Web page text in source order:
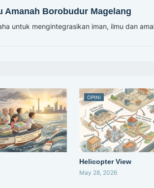
Amanah Borobudur Magelang
untuk mengintegrasikan iman, ilmu dan
OPINI
Helicopter View
May 28, 2026